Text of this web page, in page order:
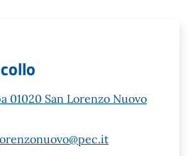
01020 San Lorenzo Nuovo